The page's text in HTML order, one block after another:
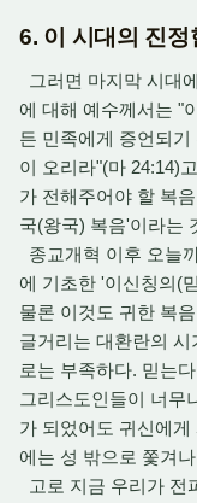
6. 이 시대의 진
그러면 마지막 시대
에 대해 예수께서는 "
든 민족에게 증언되
이 오리라"(마 24:14)
가 전해주어야 할 복
국(왕국) 복음'이라는
종교개혁 이후 오늘
에 기초한 '이신칭의(
물론 이것도 귀한 복
글거리는 대환란의
로는 부족하다. 믿는
그리스도인들이 너무
가 되었어도 귀신에
에는 성 밖으로 쫓겨
고로 지금 우리가 전